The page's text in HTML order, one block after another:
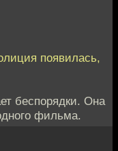
появилась,
беспорядки. Она
фильма.